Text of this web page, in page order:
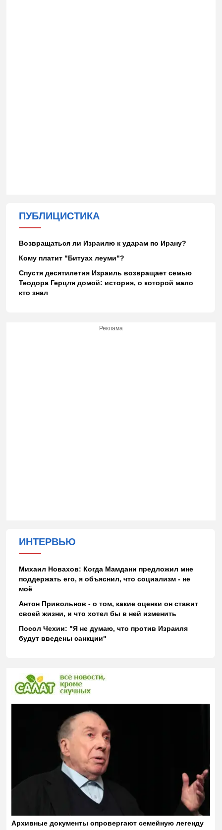
ПУБЛИЦИСТИКА
Возвращаться ли Израилю к ударам по Ирану?
Кому платит "Битуах леуми"?
Спустя десятилетия Израиль возвращает семью
Теодора Герцля домой: история, о которой мало
кто знал
Реклама
ИНТЕРВЬЮ
Михаил Новахов: Когда Мамдани предложил мне
поддержать его, я объяснил, что социализм - не
моё
Антон Привольнов - о том, какие оценки он ставит
своей жизни, и что хотел бы в ней изменить
Посол Чехии: "Я не думаю, что против Израиля
будут введены санкции"